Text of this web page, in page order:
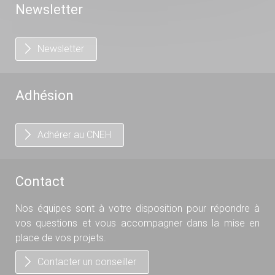
Newsletter
Newsletter
Adhésion
Adhérer au CNEH
Contact
Nos équipes sont à votre disposition pour répondre à
vos questions et vous accompagner dans la mise en
place de vos projets.
Contacter un conseiller